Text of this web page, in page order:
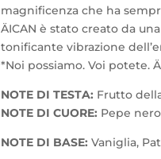
magnificenza che ha
ÄICAN è stato creato da
tonificante vibrazione
*Noi possiamo. Voi potete.
NOTE DI TESTA: Frutto
NOTE DI CUORE: Pepe
NOTE DI BASE:Vaniglia,